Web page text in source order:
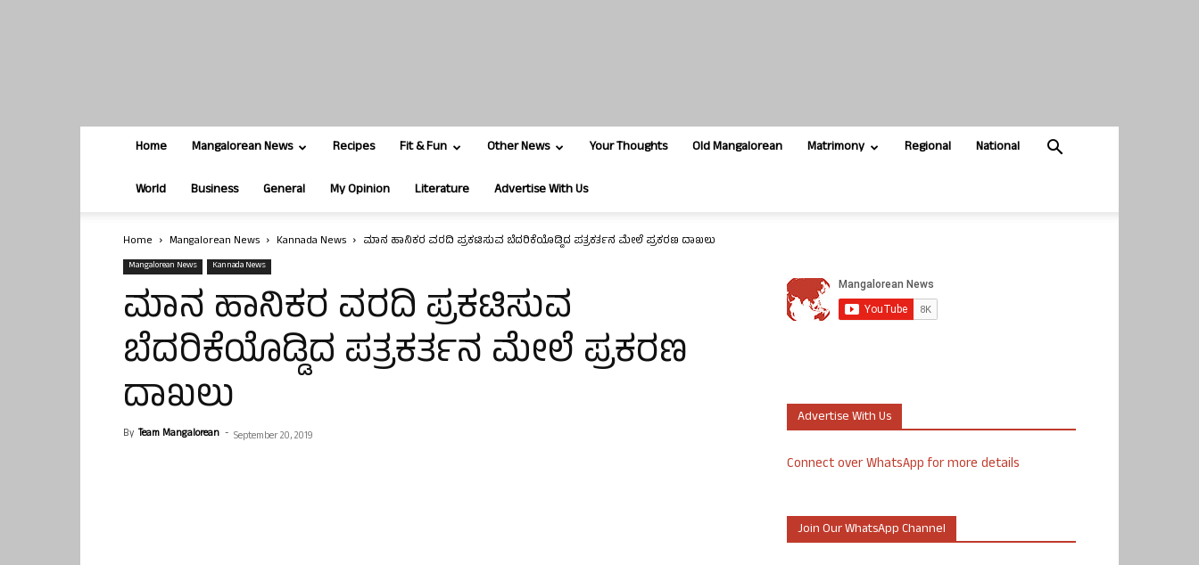
Home Mangalorean News Recipes Fit & Fun Other News Your Thoughts Old Mangalorean Matrimony Regional National
World Business General My Opinion Literature Advertise With Us
Home Mangalorean News Kannada News ಮಾನ ಹಾನಿಕರ ವರದಿ ಪ್ರಕಟಿಸುವ ಬೆದರಿಕೆಯೊಡ್ಡಿದ ಪತ್ರಕರ್ತನ ಮೇಲೆ ಪ್ರಕರಣ ದಾಖಲು
Mangalorean News Kannada News
ಮಾನ ಹಾನಿಕರ ವರದಿ ಪ್ರಕಟಿಸುವ
ಬೆದರಿಕೆಯೊಡ್ಡಿದ ಪತ್ರಕರ್ತನ ಮೇಲೆ ಪ್ರಕರಣ
ದಾಖಲು
By Team Mangalorean - September 20, 2019
Advertise With Us
Connect over WhatsApp for more details
Join Our WhatsApp Channel